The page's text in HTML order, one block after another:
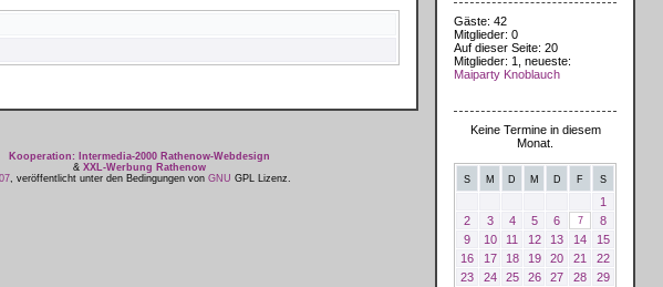
Gäste: 42
Mitglieder: 0
Auf dieser Seite: 20
Mitglieder: 1, neueste:
Maiparty Knoblauch
Keine Termine in diesem
Monat.
S M D M D F S
1
2
3 4 5 6 7
8
9
10 11 12 13 14
15
16
17 18 19 20 21
22
23
24 25 26 27 28
29
Kooperation: Intermedia-2000 Rathenow-Webdesign
& XXL-Werbung Rathenow
, veröffentlicht unter den Bedingungen von GNU GPL Lizenz.